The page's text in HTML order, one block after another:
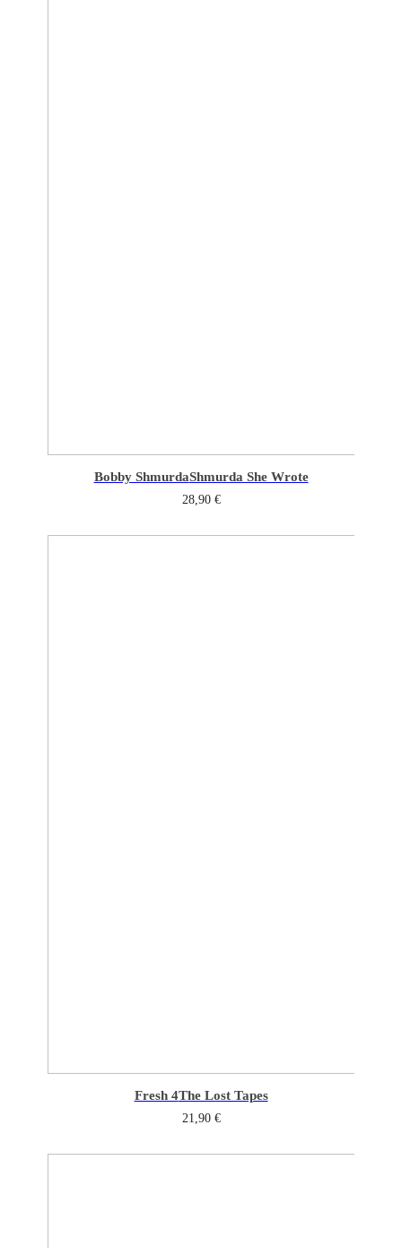
Bobby ShmurdaShmurda She Wrote
28,90 €
Fresh 4The Lost Tapes
21,90 €